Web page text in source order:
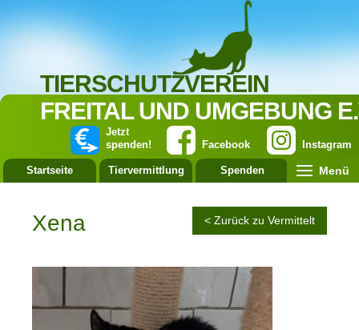
TIERSCHUTZVEREIN
FREITAL UND UMGEBUNG
Instagram
Facebook
Jetzt
spenden!
Startseite Tiervermittlung Spenden Menü
Xena < Zurück zu Vermittelt